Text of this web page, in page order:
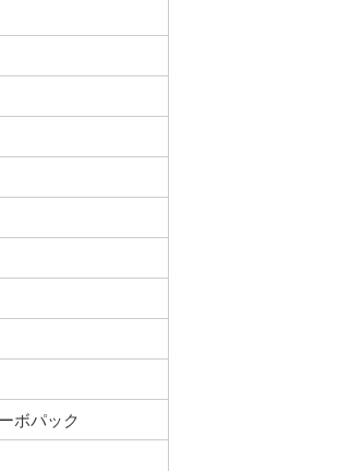
ボパック